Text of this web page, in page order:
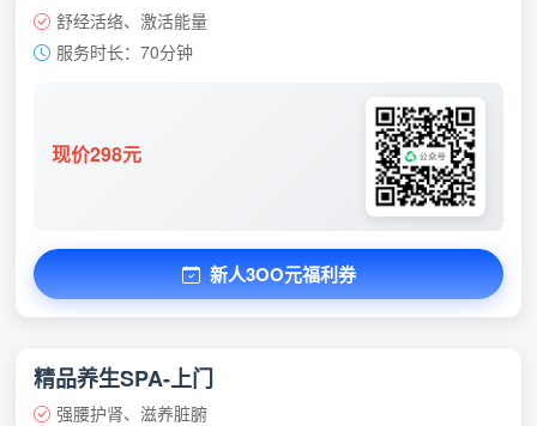
舒经活络、激活能量
服务时长：70分钟
现价298元
新人3OO元福利券
精品养生SPA-上门
强腰护肾、滋养脏腑